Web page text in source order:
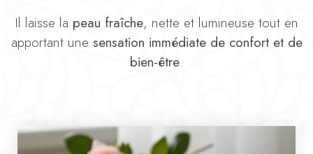
Il laisse la peau fraîche, nette et lumineuse tout en
apportant une sensation immédiate de confort et de
bien-être.